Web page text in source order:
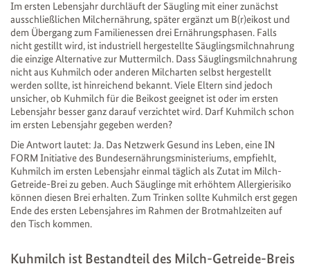
Im ersten Lebensjahr durchläuft der Säugling mit einer zunächst
ausschließlichen Milchernährung, später ergänzt um B(r)eikost und
dem Übergang zum Familienessen drei Ernährungsphasen. Falls
nicht gestillt wird, ist industriell hergestellte Säuglingsmilchnahrung
die einzige Alternative zur Muttermilch. Dass Säuglingsmilchnahrung
nicht aus Kuhmilch oder anderen Milcharten selbst hergestellt
werden sollte, ist hinreichend bekannt. Viele Eltern sind jedoch
unsicher, ob Kuhmilch für die Beikost geeignet ist oder im ersten
Lebensjahr besser ganz darauf verzichtet wird. Darf Kuhmilch schon
im ersten Lebensjahr gegeben werden?
Die Antwort lautet: Ja. Das Netzwerk Gesund ins Leben, eine IN
FORM Initiative des Bundesernährungsministeriums, empfiehlt,
Kuhmilch im ersten Lebensjahr einmal täglich als Zutat im Milch-
Getreide-Brei zu geben. Auch Säuglinge mit erhöhtem Allergierisiko
können diesen Brei erhalten. Zum Trinken sollte Kuhmilch erst gegen
Ende des ersten Lebensjahres im Rahmen der Brotmahlzeiten auf
den Tisch kommen.
Kuhmilch ist Bestandteil des Milch-Getreide-Breis